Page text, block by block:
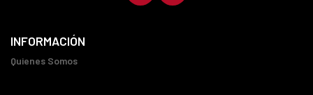
INFORMACIÓN
Quienes Somos